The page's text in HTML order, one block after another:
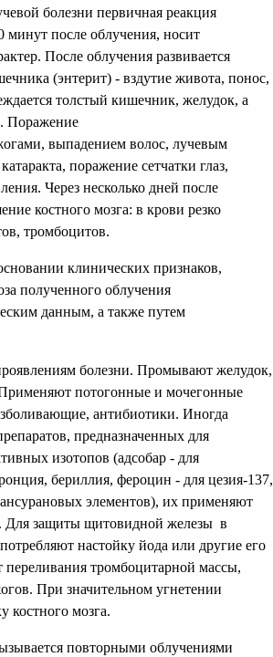
болезни первичная реакция
минут после облучения, носит
После облучения развивается
(энтерит) - вздутие живота, понос,
толстый кишечник, желудок, а
Поражение
выпадением волос, лучевым
поражение сетчатки глаз,
Через несколько дней после
костного мозга: в крови резко
тромбоцитов.
клинических признаков,
полученного облучения
данным, а также путем
болезни. Промывают желудок,
потогонные и мочегонные
антибиотики. Иногда
предназначенных для
изотопов (адсобар - для
бериллия, фероцин - для цезия-137,
элементов), их применяют
Для защиты щитовидной железы в
настойку йода или другие его
тромбоцитарной массы,
При значительном угнетении
костного мозга.
повторными облучениями